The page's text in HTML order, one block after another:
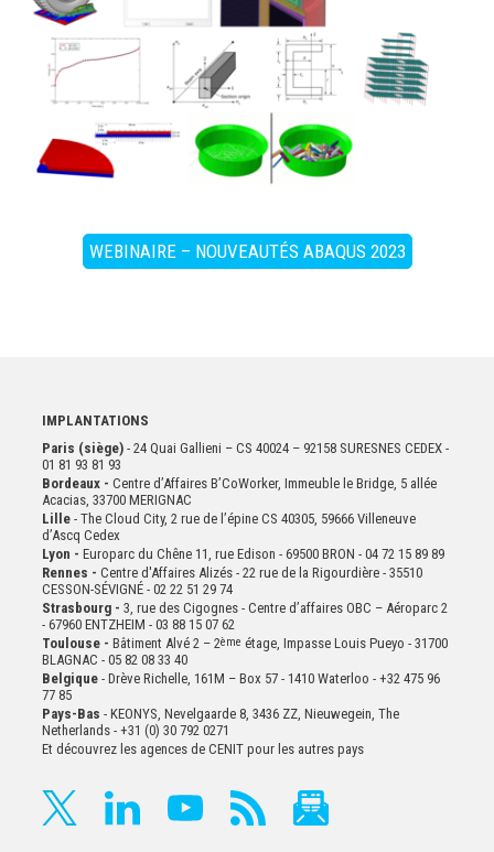
WEBINAIRE – NOUVEAUTÉS ABAQUS 2023
IMPLANTATIONS
Paris (siège) - 24 Quai Gallieni – CS 40024 – 92158 SURESNES CEDEX -
01 81 93 81 93
Bordeaux - Centre d’Affaires B’CoWorker, Immeuble le Bridge, 5 allée
Acacias, 33700 MERIGNAC
Lille- The Cloud City, 2 rue de l’épine CS 40305, 59666 Villeneuve
d’Ascq Cedex
Lyon - Europarc du Chêne 11, rue Edison - 69500 BRON - 04 72 15 89 89
Rennes - Centre d'Affaires Alizés - 22 rue de la Rigourdière - 35510
CESSON-SÉVIGNÉ - 02 22 51 29 74
Strasbourg - 3, rue des Cigognes - Centre d’affaires OBC – Aéroparc 2
- 67960 ENTZHEIM - 03 88 15 07 62
Toulouse - Bâtiment Alvé 2 – 2ème étage, Impasse Louis Pueyo - 31700
BLAGNAC - 05 82 08 33 40
Belgique- Drève Richelle, 161M – Box 57 - 1410 Waterloo - +32 475 96
77 85
Pays-Bas - KEONYS, Nevelgaarde 8, 3436 ZZ, Nieuwegein, The
Netherlands - +31 (0) 30 792 0271
Et découvrez les agences de CENIT pour les autres pays